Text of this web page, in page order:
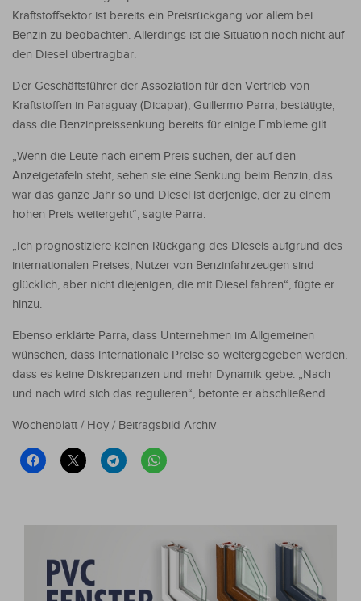
Kraftstoffsektor ist bereits ein Preisrückgang vor allem bei
Benzin zu beobachten. Allerdings ist die Situation noch nicht auf
den Diesel übertragbar.
Der Geschäftsführer der Assoziation für den Vertrieb von
Kraftstoffen in Paraguay (Dicapar), Guillermo Parra, bestätigte,
dass die Benzinpreissenkung bereits für einige Embleme gilt.
„Wenn die Leute nach einem Preis suchen, der auf den
Anzeigetafeln steht, sehen sie eine Senkung beim Benzin, das
war das ganze Jahr so und Diesel ist derjenige, der zu einem
hohen Preis weitergeht“, sagte Parra.
„Ich prognostiziere keinen Rückgang des Diesels aufgrund des
internationalen Preises, Nutzer von Benzinfahrzeugen sind
glücklich, aber nicht diejenigen, die mit Diesel fahren“, fügte er
hinzu.
Ebenso erklärte Parra, dass Unternehmen im Allgemeinen
wünschen, dass internationale Preise so weitergegeben werden,
dass es keine Diskrepanzen und mehr Dynamik gebe. „Nach
und nach wird sich das regulieren“, betonte er abschließend.
Wochenblatt / Hoy / Beitragsbild Archiv